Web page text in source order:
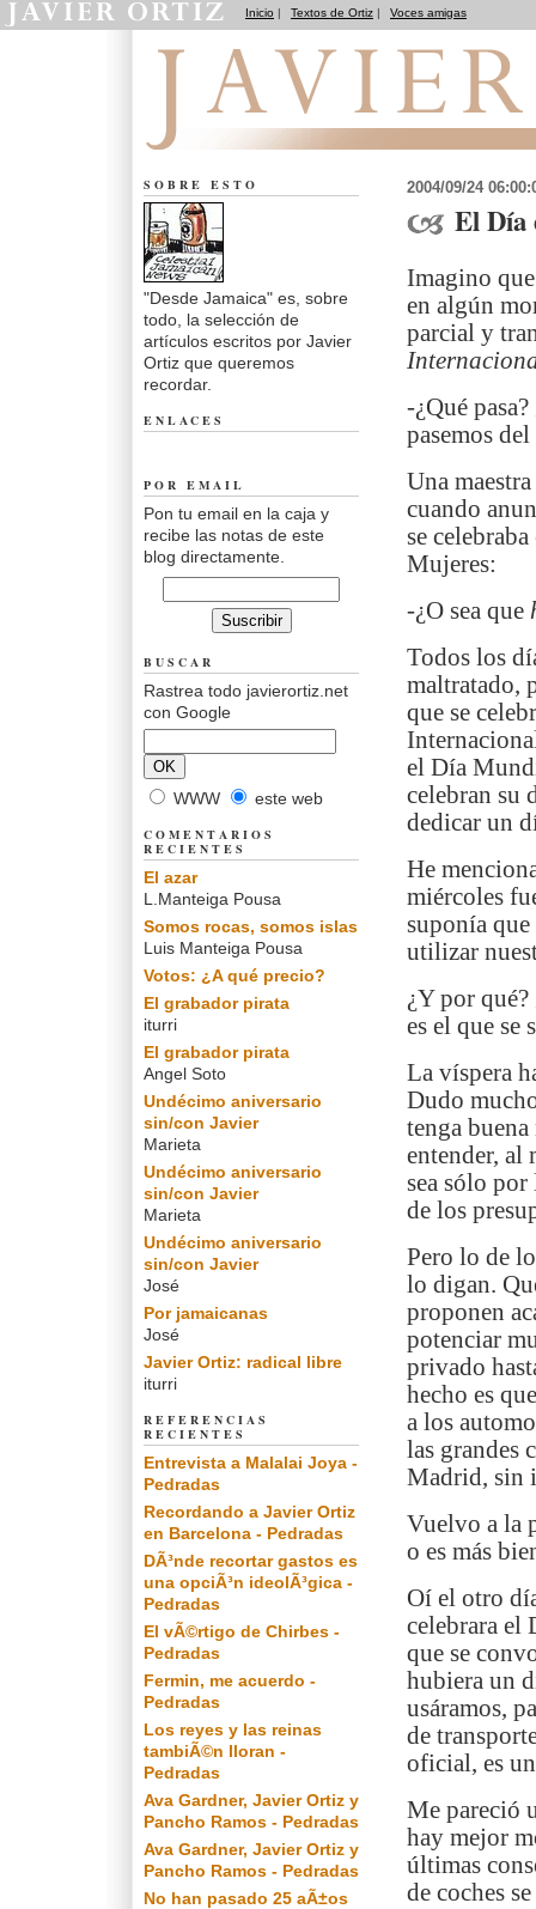
Inicio | Textos de Ortiz | Voces amigas
2004/09/24
El Día
Imagino
en algún
parcial y
-¿Qué
pasemos
Una
cuando
se
Mujeres:
-¿O sea que
Todos los
maltratado,
que se
el Día
celebran su
dedicar un
He
miércoles
suponía
utilizar
¿Y por
es el que se
La víspera
Dudo
tenga
entender, al
sea sólo por
de los
Pero lo de
lo digan.
proponen
potenciar
privado
hecho es
a los
las grandes
Madrid, sin
Vuelvo a la
o es más
Oí el otro
celebrara el
que se
hubiera un
usáramos,
de
oficial, es
Me pareció
hay mejor
últimas
de coches
SOBRE ESTO
"Desde Jamaica" es, sobre
todo, la selección de
artículos escritos por Javier
Ortiz que queremos
recordar.
ENLACES
POR EMAIL
Pon tu email en la caja y
recibe las notas de este
blog directamente.
BUSCAR
Rastrea todo javierortiz.net
con Google
WWW este web
COMENTARIOS
RECIENTES
El azar
L.Manteiga Pousa
Somos rocas, somos islas
Luis Manteiga Pousa
Votos: ¿A qué precio?
El grabador pirata
iturri
El grabador pirata
Angel Soto
Undécimo aniversario
sin/con Javier
Marieta
Undécimo aniversario
sin/con Javier
Marieta
Undécimo aniversario
sin/con Javier
José
Por jamaicanas
José
Javier Ortiz: radical libre
iturri
REFERENCIAS
RECIENTES
Entrevista a Malalai Joya -
Pedradas
Recordando a Javier Ortiz
en Barcelona - Pedradas
DÃ³nde recortar gastos es
una opciÃ³n ideolÃ³gica -
Pedradas
El vÃ©rtigo de Chirbes -
Pedradas
Fermin, me acuerdo -
Pedradas
Los reyes y las reinas
tambiÃ©n lloran -
Pedradas
Ava Gardner, Javier Ortiz y
Pancho Ramos - Pedradas
Ava Gardner, Javier Ortiz y
Pancho Ramos - Pedradas
No han pasado 25 aÃ±os